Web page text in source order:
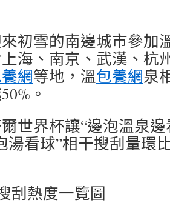
初雪的南邊城市參加
海、南京、武漢、杭
網等地，溫包養網泉
。
世界杯讓“邊泡溫泉
湯看球”相干搜刮量環
刮熱度一覽圖